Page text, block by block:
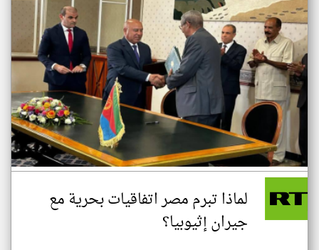
لماذا تبرم مصر اتفاقيات بحرية مع
جيران إثيوبيا؟